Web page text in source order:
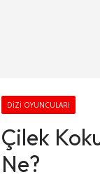
DIZI OYUNCULARI
Çilek
Ne?